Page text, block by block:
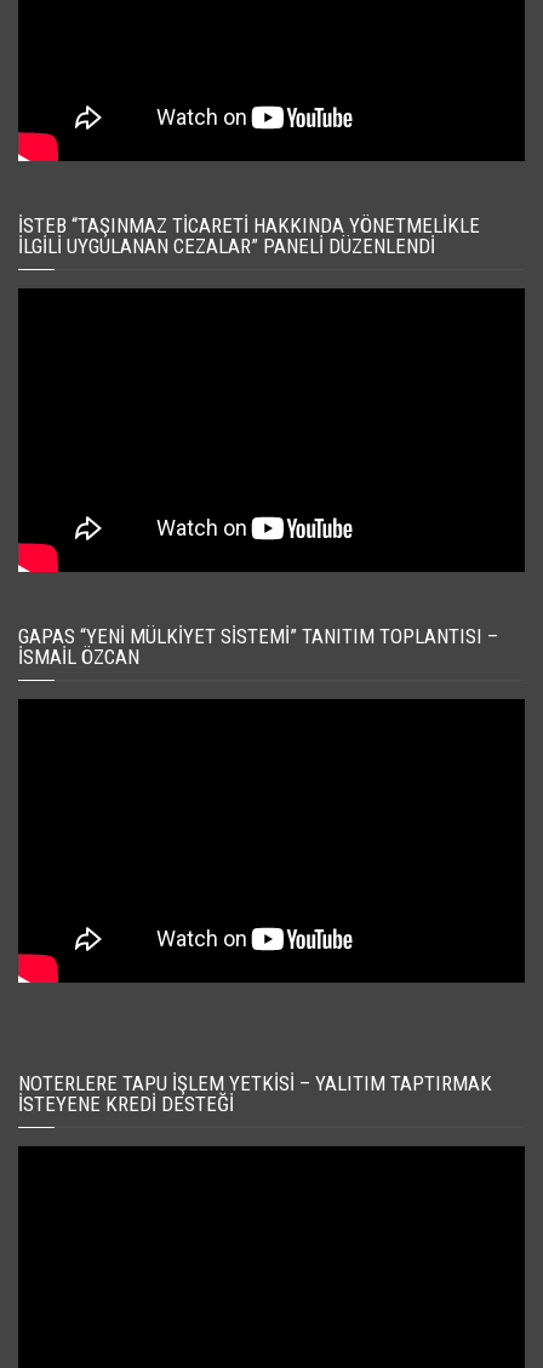
İSTEB “TAŞINMAZ TICARETI HAKKINDA YÖNETMELIKLE
İLGILI UYGULANAN CEZALAR” PANELI DÜZENLENDI
GAPAS “YENI MÜLKIYET SISTEMI” TANITIM TOPLANTISI –
İSMAIL ÖZCAN
NOTERLERE TAPU İŞLEM YETKISI – YALITIM TAPTIRMAK
İSTEYENE KREDI DESTEĞI